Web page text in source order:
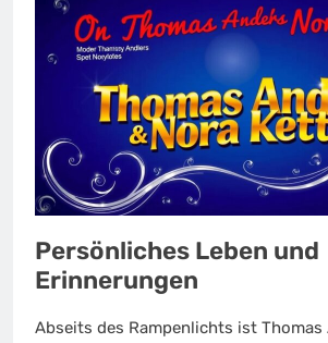
Persönliches Leben und
Erinnerungen
Abseits des Rampenlichts ist Thomas